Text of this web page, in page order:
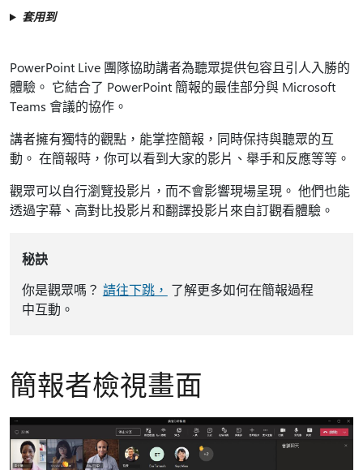
套用到
PowerPoint Live 團隊協助講者為聽眾提供包容且引人入勝的
體驗。 它結合了 PowerPoint 簡報的最佳部分與 Microsoft
Teams 會議的協作。
講者擁有獨特的觀點，能掌控簡報，同時保持與聽眾的互
動。 在簡報時，你可以看到大家的影片、舉手和反應等等。
觀眾可以自行瀏覽投影片，而不會影響現場呈現。 他們也能
透過字幕、高對比投影片和翻譯投影片來自訂觀看體驗。
秘訣
你是觀眾嗎？ 請往下跳， 了解更多如何在簡報過程
中互動。
簡報者檢視畫面